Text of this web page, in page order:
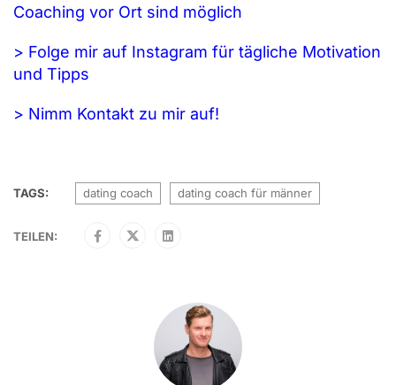
Coaching vor Ort sind möglich
> Folge mir auf Instagram für tägliche Motivation
und Tipps
> Nimm Kontakt zu mir auf!
TAGS: dating coach dating coach für männer
TEILEN: